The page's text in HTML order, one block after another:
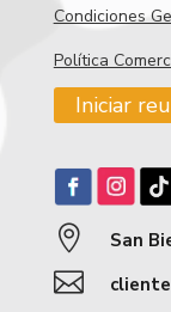
Condiciones
Política
Iniciar
 San
